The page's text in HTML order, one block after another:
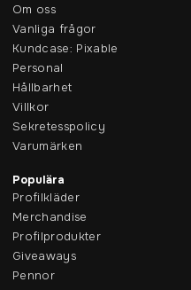
Om oss
Vanliga frågor
Kundcase: Pixable
Personal
Hållbarhet
Villkor
Sekretesspolicy
Varumärken
Populära
Profilkläder
Merchandise
Profilprodukter
Giveaways
Pennor